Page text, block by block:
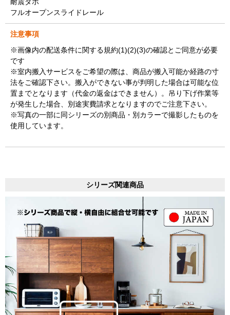
フルオープンスライドレール
注意事項
※画像内の配送条件に関する規約(1)(2)(3)の確認とご同意が必要
です
※室内搬入サービスをご希望の際は、商品が搬入可能か経路の寸
法をご確認下さい。搬入ができない事が判明した場合は可能な位
置までとなります（代金の返金はできません）。吊り下げ作業等
が発生した場合、別途実費請求となりますのでご注意下さい。
※写真の一部に同シリーズの別商品・別カラーで撮影したものを
使用しています。
シリーズ関連商品